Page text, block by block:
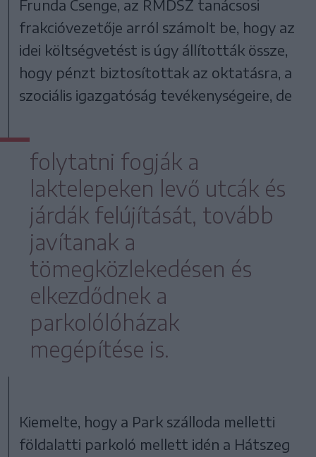
Frunda Csenge, az RMDSZ tanácsosi
frakcióvezetője arról számolt be, hogy az
idei költségvetést is úgy állították össze,
hogy pénzt biztosítottak az oktatásra, a
szociális igazgatóság tevékenységeire, de
folytatni fogják a
laktelepeken levő utcák és
járdák felújítását, tovább
javítanak a
tömegközlekedésen és
elkezdődnek a
parkolólóházak
megépítése is.
Kiemelte, hogy a Park szálloda melletti
földalatti parkoló mellett idén a Hátszeg